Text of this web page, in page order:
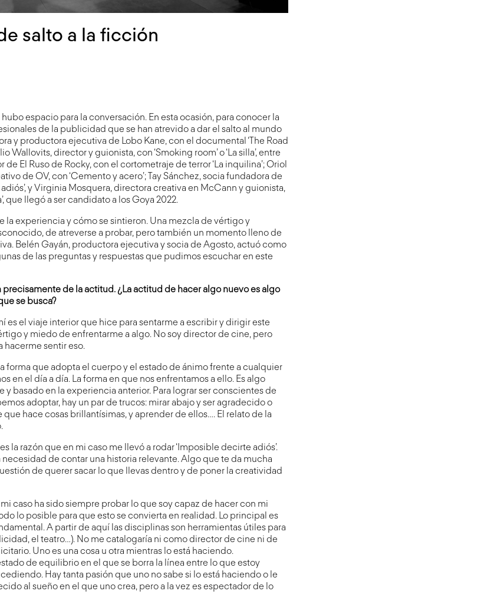
salto a la ficción
espacio para la conversación. En esta ocasión, para conocer la
de la publicidad que se han atrevido a dar el salto al mundo
y productora ejecutiva de Lobo Kane, con el documental ‘The Road
Wallovits, director y guionista, con ‘Smoking room’ o ‘La silla’, entre
de El Ruso de Rocky, con el cortometraje de terror ‘La inquilina’; Oriol
de OV, con ‘Cemento y acero’; Tay Sánchez, socia fundadora de
y Virginia Mosquera, directora creativa en McCann y guionista,
que llegó a ser candidato a los Goya 2022.
la experiencia y cómo se sintieron. Una mezcla de vértigo y
de atreverse a probar, pero también un momento lleno de
Belén Gayán, productora ejecutiva y socia de Agosto, actuó como
de las preguntas y respuestas que pudimos escuchar en este
precisamente de la actitud. ¿La actitud de hacer algo nuevo es algo
se busca?
es el viaje interior que hice para sentarme a escribir y dirigir este
y miedo de enfrentarme a algo. No soy director de cine, pero
hacerme sentir eso.
forma que adopta el cuerpo y el estado de ánimo frente a cualquier
en el día a día. La forma en que nos enfrentamos a ello. Es algo
basado en la experiencia anterior. Para lograr ser conscientes de
adoptar, hay un par de trucos: mirar abajo y ser agradecido o
hace cosas brillantísimas, y aprender de ellos…. El relato de la
la razón que en mi caso me llevó a rodar ‘Imposible decirte adiós’.
de contar una historia relevante. Algo que te da mucha
de querer sacar lo que llevas dentro y de poner la creatividad
caso ha sido siempre probar lo que soy capaz de hacer con mi
lo posible para que esto se convierta en realidad. Lo principal es
A partir de aquí las disciplinas son herramientas útiles para
el teatro…). No me catalogaría ni como director de cine ni de
Uno es una cosa u otra mientras lo está haciendo.
de equilibrio en el que se borra la línea entre lo que estoy
Hay tanta pasión que uno no sabe si lo está haciendo o le
al sueño en el que uno crea, pero a la vez es espectador de lo